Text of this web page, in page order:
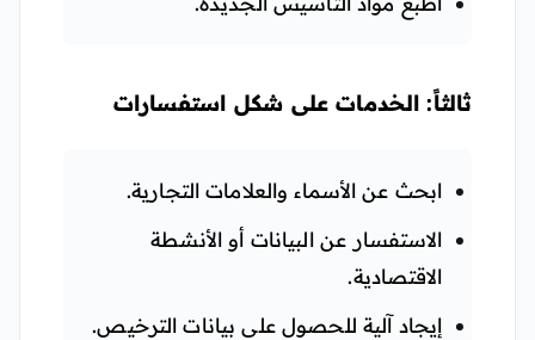
ثالثاً: الخدمات على شكل استفسارات
ابحث عن الأسماء والعلامات التجارية.
الاستفسار عن البيانات أو الأنشطة
الاقتصادية.
إيجاد آلية للحصول على بيانات الترخيص.